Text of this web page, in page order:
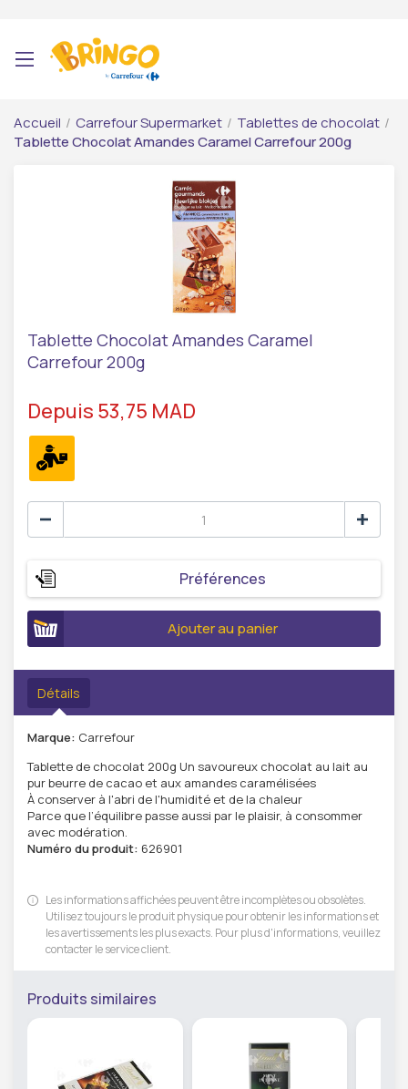
Accueil / Carrefour Supermarket / Tablettes de chocolat /
Tablette Chocolat Amandes Caramel Carrefour 200g
Tablette Chocolat Amandes Caramel
Carrefour 200g
Depuis 53,75 MAD
Préférences
Ajouter au panier
Détails
Marque: Carrefour
Tablette de chocolat 200g Un savoureux chocolat au lait au
pur beurre de cacao et aux amandes caramélisées
À conserver à l'abri de l'humidité et de la chaleur
Parce que l’équilibre passe aussi par le plaisir, à consommer
avec modération.
Numéro du produit: 626901
Les informations affichées peuvent être incomplètes ou obsolètes.
Utilisez toujours le produit physique pour obtenir les informations et
les avertissements les plus exacts. Pour plus d'informations, veuillez
contacter le service client.
Produits similaires